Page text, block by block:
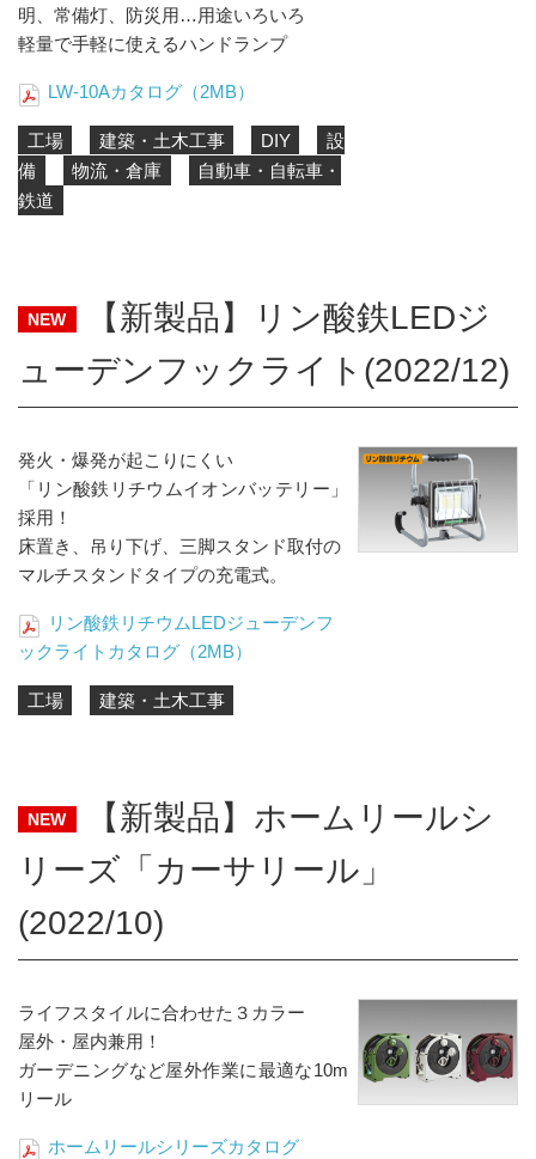
明、常備灯、防災用…用途いろいろ
軽量で手軽に使えるハンドランプ
LW-10Aカタログ（2MB）
工場 建築・土木工事 DIY
設
備
物流・倉庫
自動車・自転車・
鉄道
NEW
【新製品】リン酸鉄LEDジ
ューデンフックライト(2022/12)
発火・爆発が起こりにくい
「リン酸鉄リチウムイオンバッテリー」
採用！
床置き、吊り下げ、三脚スタンド取付の
マルチスタンドタイプの充電式。
リン酸鉄リチウムLEDジューデンフ
ックライトカタログ（2MB）
工場 建築・土木工事
NEW
【新製品】ホームリールシ
リーズ「カーサリール」
(2022/10)
ライフスタイルに合わせた３カラー
屋外・屋内兼用！
ガーデニングなど屋外作業に最適な10m
リール
ホームリールシリーズカタログ